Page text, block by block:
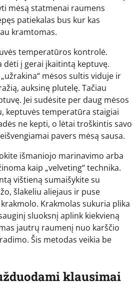
mėsą statmenai raumens
patiekalas bus kur kas
kramtomas.
temperatūros kontrolė.
dėti į gerai įkaitintą keptuvę.
mėsos sultis viduje ir
auksinę plutelę. Tačiau
Jei sudėsite per daug mėsos
keptuvės temperatūra staigiai
ne kepti, o lėtai troškintis savo
pavers mėsą sausa.
išmaniojo marinavimo arba
kaip „velveting“ technika.
vištieną sumaišykite su
šlakeliu aliejaus ir puse
Krakmolas sukuria plika
sluoksnį aplink kiekvieną
jautrų raumenį nuo karščio
Šis metodas veikia be
klausimai